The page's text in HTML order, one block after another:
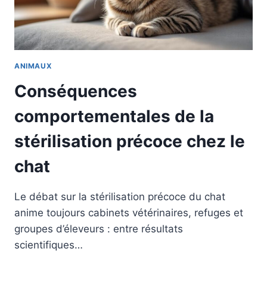
ANIMAUX
Conséquences
comportementales de la
stérilisation précoce chez le
chat
Le débat sur la stérilisation précoce du chat
anime toujours cabinets vétérinaires, refuges et
groupes d’éleveurs : entre résultats
scientifiques…